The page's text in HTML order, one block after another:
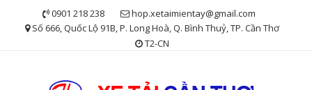
0901 218 238
hop.xetaimientay@gmail.com
Số 666, Quốc Lộ 91B, P. Long Hoà, Q. Bình Thuỷ, TP. Cần Thơ
T2-CN